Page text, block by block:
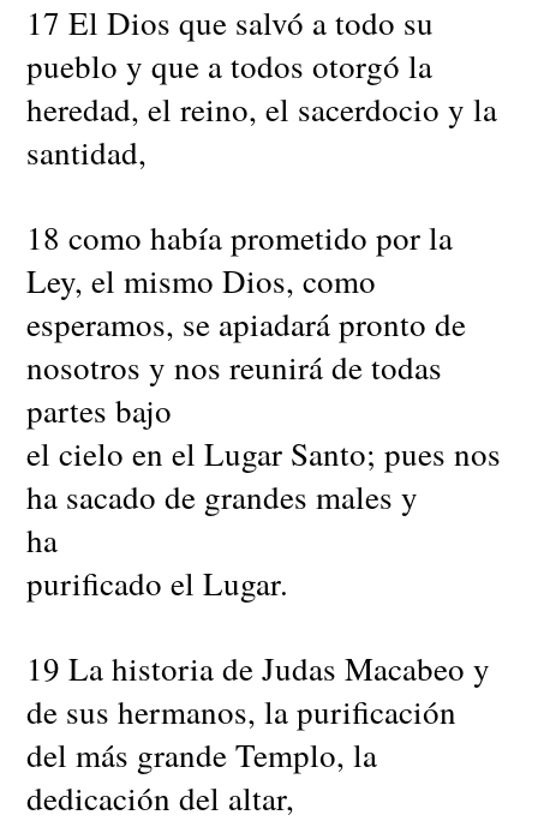
17 El Dios que salvó a todo su
pueblo y que a todos otorgó la
heredad, el reino, el sacerdocio y la
santidad,
18 como había prometido por la
Ley, el mismo Dios, como
esperamos, se apiadará pronto de
nosotros y nos reunirá de todas
partes bajo
el cielo en el Lugar Santo; pues nos
ha sacado de grandes males y
ha
purificado el Lugar.
19 La historia de Judas Macabeo y
de sus hermanos, la purificación
del más grande Templo, la
dedicación del altar,